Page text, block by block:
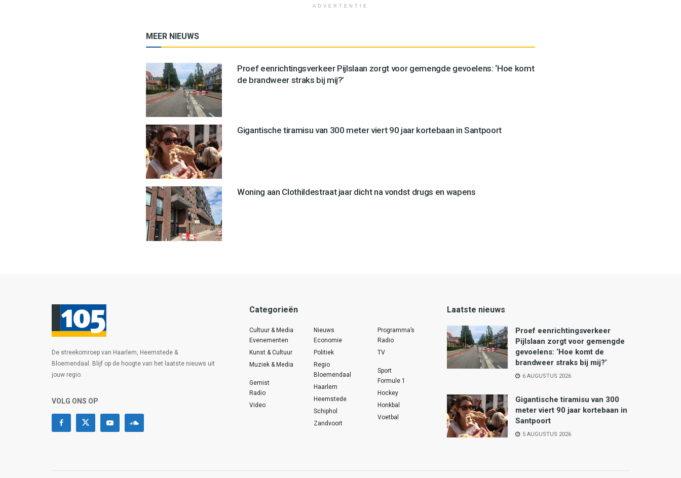
ADVERTENTIE
MEER NIEUWS
Proef eenrichtingsverkeer Pijlslaan zorgt voor gemengde gevoelens: ‘Hoe komt
de brandweer straks bij mij?’
Gigantische tiramisu van 300 meter viert 90 jaar kortebaan in Santpoort
Woning aan Clothildestraat jaar dicht na vondst drugs en wapens
De streekomroep van Haarlem, Heemstede &
Bloemendaal. Blijf op de hoogte van het laatste nieuws uit
jouw regio.
VOLG ONS OP
Categorieën
Cultuur & Media
Evenementen
Kunst & Cultuur
Muziek & Media
Gemist
Radio
Video
Nieuws
Economie
Politiek
Regio
Bloemendaal
Haarlem
Heemstede
Schiphol
Zandvoort
Programma’s
Radio
TV
Sport
Formule 1
Hockey
Honkbal
Voetbal
Laatste nieuws
Proef eenrichtingsverkeer
Pijlslaan zorgt voor gemengde
gevoelens: ‘Hoe komt de
brandweer straks bij mij?’
6 AUGUSTUS 2026
Gigantische tiramisu van 300
meter viert 90 jaar kortebaan in
Santpoort
5 AUGUSTUS 2026